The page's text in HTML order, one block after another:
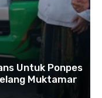
Untuk Ponpes
Muktamar